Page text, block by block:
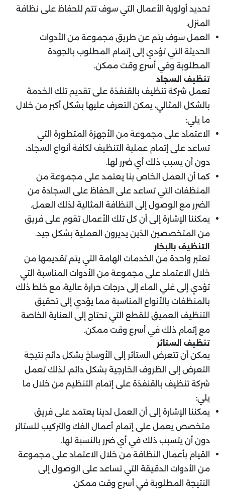
تحديد أولوية الأعمال التي سوف تتم للحفاظ على نظافة
المنزل.
العمل سوف يتم عن طريق مجموعة من الأدوات
الحديثة التي تؤدي إلى إتمام المطلوب بالجودة
المطلوبة وفي أسرع وقت ممكن.
تنظيف السجاد
تعمل شركة تنظيف بالقنفذة على تقديم تلك الخدمة
بالشكل المثالي، يمكن التعرف عليها بشكل أكبر من خلال
ما يلي:
الاعتماد على مجموعة من الأجهزة المتطورة التي
تساعد على إتمام عملية التنظيف لكافة أنواع السجاد،
دون أن يسبب ذلك أي ضرر لها.
كما أن العمل الخاص بنا يعتمد على مجموعة من
المنظفات التي تساعد على الحفاظ على السجادة من
الضرر مع الوصول إلى النظافة المثالية لذلك العمل.
يمكننا الإشارة إلى أن كل تلك الأعمال تقوم على فريق
من المتخصصين الذين يديرون العملية بشكل جيد.
التنظيف بالبخار
تعتبر واحدة من الخدمات الهامة التي يتم تقديمها من
خلال الاعتماد على مجموعة من الأدوات المناسبة التي
تؤدي إلى غلي الماء إلى درجات حرارة عالية، مع خلط ذلك
بالمنظفات بالأنواع المناسبة مما يؤدي إلى تحقيق
التنظيف العميق للقطع التي تحتاج إلى العناية الخاصة
مع إتمام ذلك في أسرع وقت ممكن.
تنظيف الستائر
يمكن أن تتعرض الستائر إلى الأوساخ بشكل دائم نتيجة
التعرض إلى الظروف الخارجية بشكل دائم، لذلك تعمل
شركة تنظيف بالقنفذة على إتمام التنظيم من خلال ما
يلي:
يمكننا الإشارة إلى أن العمل لدينا يعتمد على فريق
متخصص يعمل على إتمام أعمال الفك والتركيب للستائر
دون أن يتسبب ذلك في أي ضرر بالنسبة لها.
القيام بأعمال النظافة من خلال الاعتماد على مجموعة
من الأدوات الدقيقة التي تساعد على الوصول إلى
النتيجة المطلوبة في أسرع وقت ممكن.